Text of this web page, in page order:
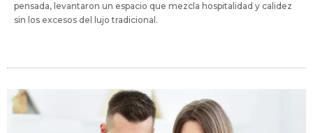
pensada, levantaron un espacio que mezcla hospitalidad y calidez
sin los excesos del lujo tradicional.